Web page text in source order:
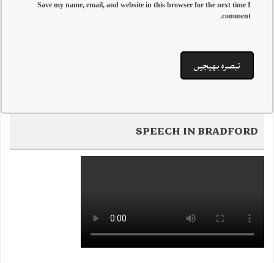
Save my name, email, and website in this browser for the next time I
comment.
SPEECH IN BRADFORD